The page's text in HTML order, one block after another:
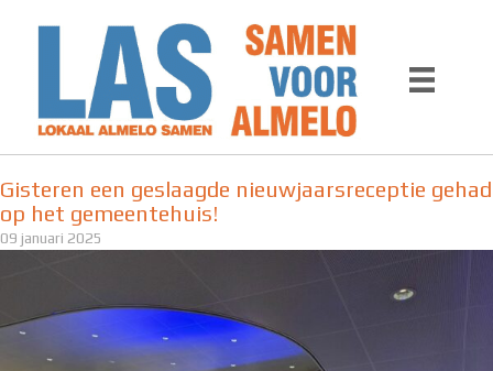
Gisteren een geslaagde nieuwjaarsreceptie gehad
op het gemeentehuis!
09 januari 2025